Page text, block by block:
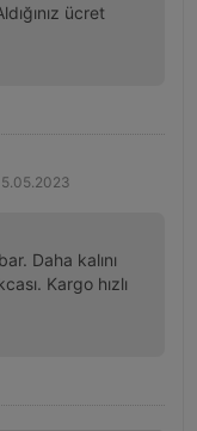
ücret
Daha kalını
Kargo hızlı